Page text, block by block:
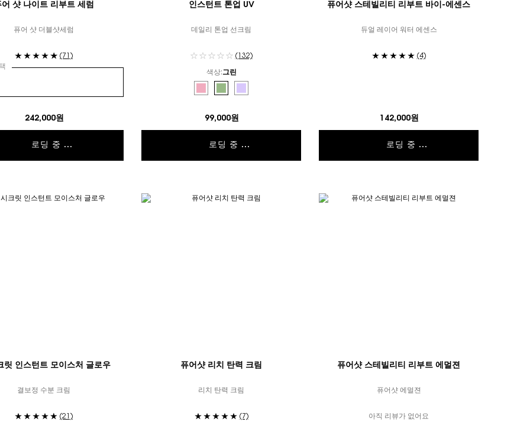
어 샷 나이트 리부트 세럼
퓨어 샷 더블샷세럼
(71)
242,000원
로딩 중 ...
인스턴트 톤업 UV
데일리 톤업 선크림
(132)
색상:그린
99,000원
로딩 중 ...
퓨어샷 스테빌리티 리부트 바이-에센스
듀얼 레이어 워터 에센스
(4)
142,000원
로딩 중 ...
릿 인스턴트 모이스처 글로우
결보정 수분 크림
(21)
퓨어샷 리치 탄력 크림
리치 탄력 크림
(7)
퓨어샷 스테빌리티 리부트 에멀젼
퓨어샷 에멀젼
아직 리뷰가 없어요